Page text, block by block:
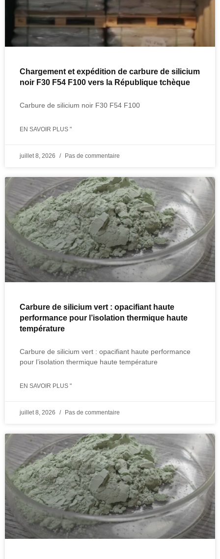
Chargement et expédition de carbure de silicium
noir F30 F54 F100 vers la République tchèque
Carbure de silicium noir F30 F54 F100
EN SAVOIR PLUS "
juillet 8, 2026 Pas de commentaire
Carbure de silicium vert : opacifiant haute
performance pour l’isolation thermique haute
température
Carbure de silicium vert : opacifiant haute performance
pour l’isolation thermique haute température
EN SAVOIR PLUS "
juillet 8, 2026 Pas de commentaire